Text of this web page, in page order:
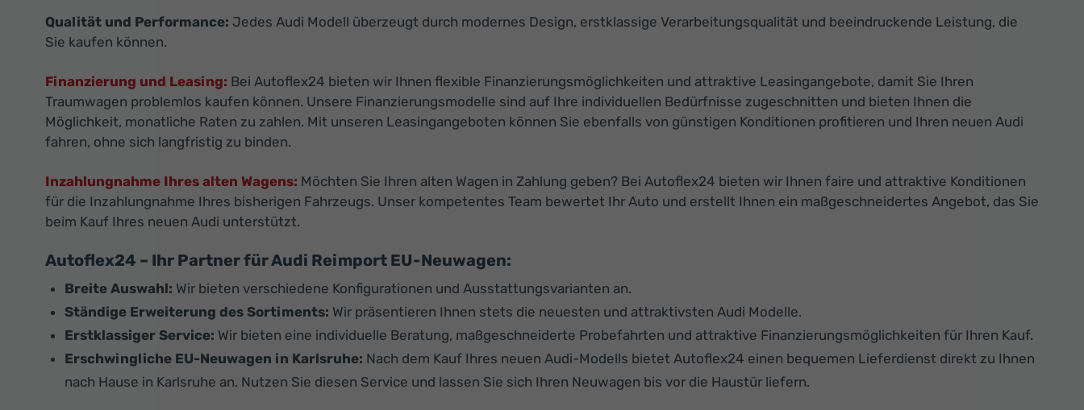
Qualität und Performance: Jedes Audi Modell überzeugt durch modernes Design, erstklassige Verarbeitungsqualität und beeindruckende Leistung, die
Sie kaufen können.
Finanzierung und Leasing: Bei Autoflex24 bieten wir Ihnen flexible Finanzierungsmöglichkeiten und attraktive Leasingangebote, damit Sie Ihren
Traumwagen problemlos kaufen können. Unsere Finanzierungsmodelle sind auf Ihre individuellen Bedürfnisse zugeschnitten und bieten Ihnen die
Möglichkeit, monatliche Raten zu zahlen. Mit unseren Leasingangeboten können Sie ebenfalls von günstigen Konditionen profitieren und Ihren neuen Audi
fahren, ohne sich langfristig zu binden.
Inzahlungnahme Ihres alten Wagens: Möchten Sie Ihren alten Wagen in Zahlung geben? Bei Autoflex24 bieten wir Ihnen faire und attraktive Konditionen
für die Inzahlungnahme Ihres bisherigen Fahrzeugs. Unser kompetentes Team bewertet Ihr Auto und erstellt Ihnen ein maßgeschneidertes Angebot, das Sie
beim Kauf Ihres neuen Audi unterstützt.
Autoflex24 – Ihr Partner für Audi Reimport EU-Neuwagen:
Breite Auswahl: Wir bieten verschiedene Konfigurationen und Ausstattungsvarianten an.
Ständige Erweiterung des Sortiments: Wir präsentieren Ihnen stets die neuesten und attraktivsten Audi Modelle.
Erstklassiger Service: Wir bieten eine individuelle Beratung, maßgeschneiderte Probefahrten und attraktive Finanzierungsmöglichkeiten für Ihren Kauf.
Erschwingliche EU-Neuwagen in Karlsruhe: Nach dem Kauf Ihres neuen Audi-Modells bietet Autoflex24 einen bequemen Lieferdienst direkt zu Ihnen
nach Hause in Karlsruhe an. Nutzen Sie diesen Service und lassen Sie sich Ihren Neuwagen bis vor die Haustür liefern.